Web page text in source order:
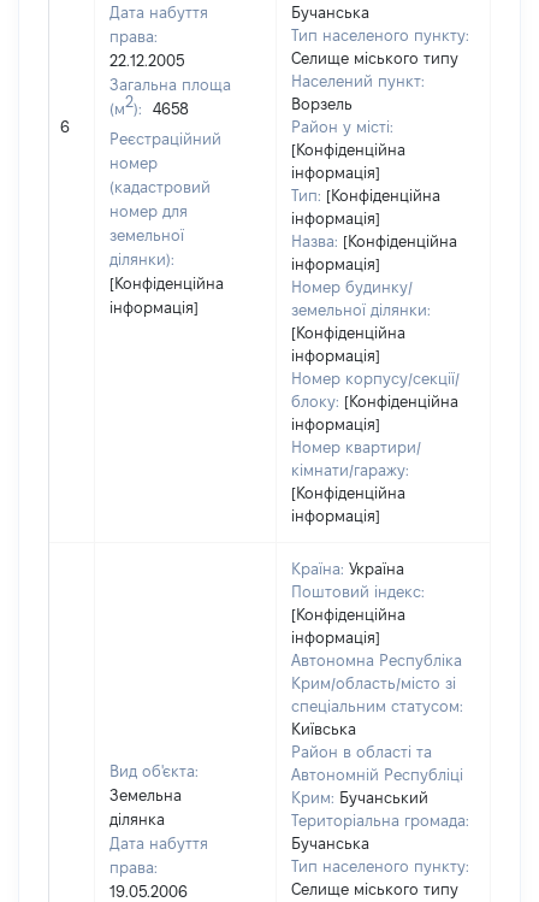
6
Дата набуття
права:
22.12.2005
Загальна площа
(м2):
4658
Реєстраційний
номер
(кадастровий
номер для
земельної
ділянки):
[Конфіденційна
інформація]
Бучанська
Тип населеного пункту:
Селище міського типу
Населений пункт:
Ворзель
Район у місті:
[Конфіденційна
інформація]
Тип: [Конфіденційна
інформація]
Назва: [Конфіденційна
інформація]
Номер будинку/
земельної ділянки:
[Конфіденційна
інформація]
Номер корпусу/секції/
блоку: [Конфіденційна
інформація]
Номер квартири/
кімнати/гаражу:
[Конфіденційна
інформація]
Вид об'єкта:
Земельна
ділянка
Дата набуття
права:
19.05.2006
Країна: Україна
Поштовий індекс:
[Конфіденційна
інформація]
Автономна Республіка
Крим/область/місто зі
спеціальним статусом:
Київська
Район в області та
Автономній Республіці
Крим: Бучанський
Територіальна громада:
Бучанська
Тип населеного пункту:
Селище міського типу